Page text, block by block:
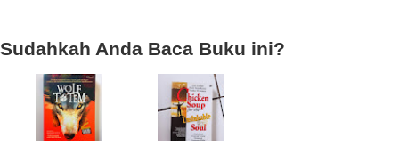
Sudahkah Anda Baca Buku ini?